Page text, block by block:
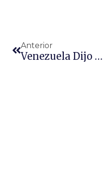
Anterior
Venezuela Dijo Presente En La 42 Conferencia Scout Mundial Virtual